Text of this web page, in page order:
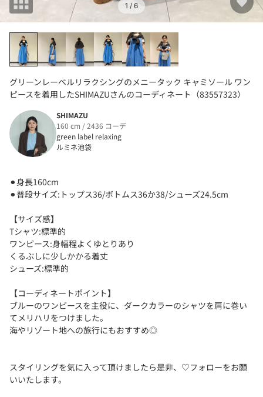
1 / 6
グリーンレーベルリラクシングのメニータック キャミソール ワン
ピースを着用したSHIMAZUさんのコーディネート（83557323）
SHIMAZU
160 cm / 2436 コーデ
green label relaxing
ルミネ池袋
⚫︎身長160cm
⚫︎普段サイズ:トップス36/ボトムス36か38/シューズ24.5cm
【サイズ感】
Tシャツ:標準的
ワンピース:身幅程よくゆとりあり
くるぶしに少しかかる着丈
シューズ:標準的
【コーディネートポイント】
ブルーのワンピースを主役に、ダークカラーのシャツを肩に巻い
てメリハリをつけました。
海やリゾート地への旅行にもおすすめ◎
スタイリングを気に入って頂けましたら是非、♡フォローをお願
いいたします。